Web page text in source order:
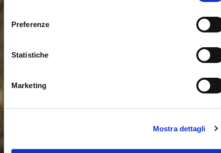
Preferenze
Statistiche
Marketing
Mostra dettagli